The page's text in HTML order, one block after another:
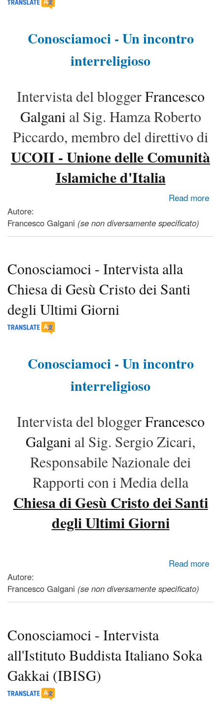
Conosciamoci - Un incontro
interreligioso
Intervista del bloggerFrancesco
Galgani al Sig. Hamza Roberto
Piccardo, membro del direttivo di
UCOII - Unione delle Comunità
Islamiche d'Italia
Read more
about Conosciamoci - Intervista all'UCOII - Unione delle
Autore:
Francesco Galgani (se non diversamente specificato)
Conosciamoci - Intervista alla
Chiesa di Gesù Cristo dei Santi
degli Ultimi Giorni
Conosciamoci - Un incontro
interreligioso
Intervista del bloggerFrancesco
Galgani al Sig. Sergio Zicari,
Responsabile Nazionale dei
Rapporti con i Media della
Chiesa di Gesù Cristo dei Santi
degli Ultimi Giorni
Read more
about Conosciamoci - Intervista alla Chiesa di Gesù Cristo
Autore:
Francesco Galgani (se non diversamente specificato)
Conosciamoci - Intervista
all'Istituto Buddista Italiano Soka
Gakkai (IBISG)